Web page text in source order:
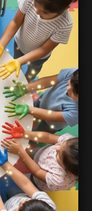
actividades
de
a escena”,
el 10 y el
reunirá a
y familias en